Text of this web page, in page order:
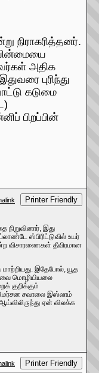
நிராகரித்தனர்.
அதிக
புரிந்து
கடுமை
பிறப்பின்
Printer Friendly
இது
ஸ்பிரிட்டுவில் உயர்
விசாரணைகள் தீவிரமான
இதேபோல், யூத
மொழியியலை
குறிக்கும்
சவாலை இஸ்லாம்
ஏன் விலக்க
Printer Friendly